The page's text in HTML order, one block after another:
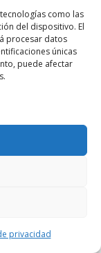
como las
del dispositivo. El
procesar datos
únicas
puede afectar
privacidad